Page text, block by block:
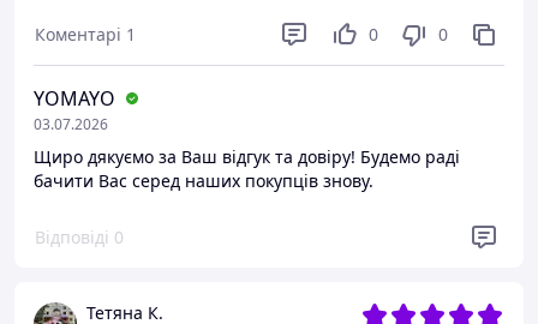
Коментарі 1 0 0
YOMAYO
03.07.2026
Щиро дякуємо за Ваш відгук та довіру! Будемо раді
бачити Вас серед наших покупців знову.
Відповіді 0
Тетяна К.